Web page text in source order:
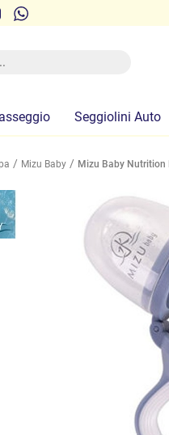
compresi
Seggiolini Auto
Mizu Baby Mizu Baby Nutrition